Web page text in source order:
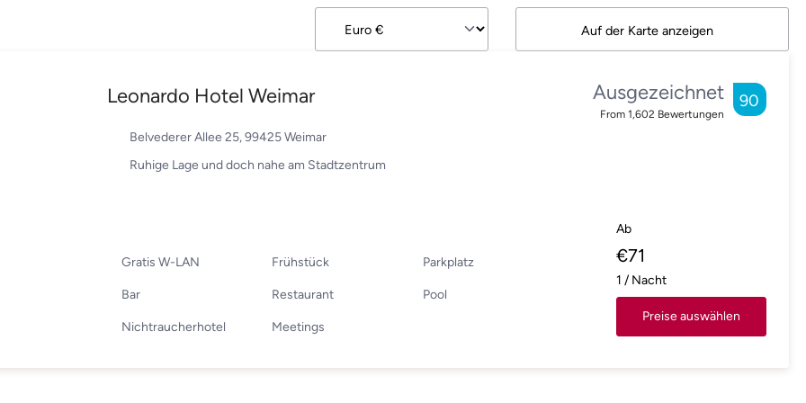
Auf der Karte anzeigen
Leonardo Hotel Weimar
Belvederer Allee 25, 99425 Weimar
Ruhige Lage und doch nahe am Stadtzentrum
Ausgezeichnet
From 1,602 Bewertungen
90
Gratis W-LAN Frühstück Parkplatz
Bar Restaurant Pool
Nichtraucherhotel Meetings
Ab
€71
1 / Nacht
Preise auswählen